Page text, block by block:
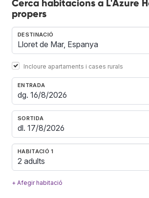
Cerca habitacions a L'Azure
propers
DESTINACIÓ
Incloure apartaments i cases rurals
ENTRADA
SORTIDA
HABITACIÓ 1
2 adults
+ Afegir habitació